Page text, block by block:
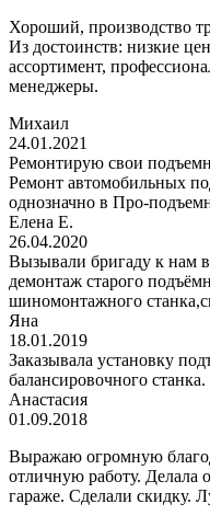
Хороший, производство
Из достоинств: низкие
ассортимент,
менеджеры.
Михаил
24.01.2021
Ремонтирую свои
Ремонт автомобильных
однозначно в Про-
Елена Е.
26.04.2020
Вызывали бригаду к нам
демонтаж старого
шиномонтажного
Яна
18.01.2019
Заказывала установку
балансировочного
Анастасия
01.09.2018
Выражаю огромную
отличную работу. Делала
гараже. Сделали скидку.